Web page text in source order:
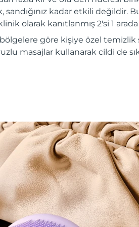
kadar etkili değildir.
olarak kanıtlanmış 2'si 1
göre kişiye özel
masajlar kullanarak cildi de